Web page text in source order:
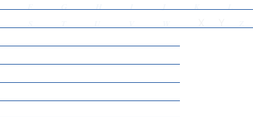
F G H I J K L